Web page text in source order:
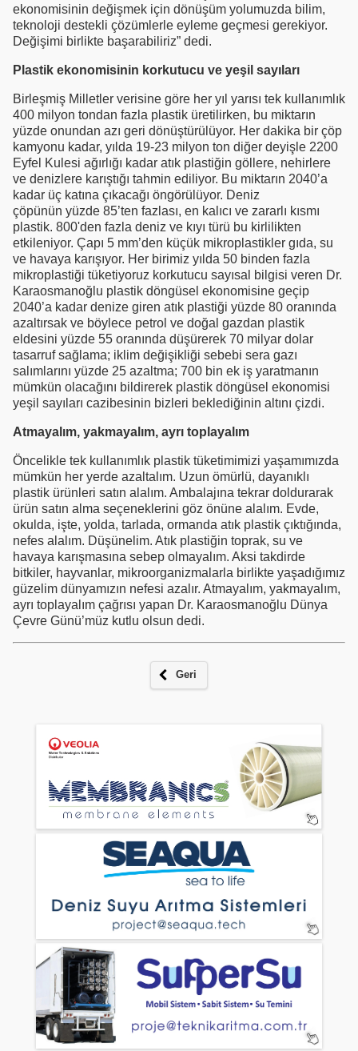
ekonomisinin değişmek için dönüşüm yolumuzda bilim,
teknoloji destekli çözümlerle eyleme geçmesi gerekiyor.
Değişimi birlikte başarabiliriz” dedi.
Plastik ekonomisinin korkutucu ve yeşil sayıları
Birleşmiş Milletler verisine göre her yıl yarısı tek kullanımlık
400 milyon tondan fazla plastik üretilirken, bu miktarın
yüzde onundan azı geri dönüştürülüyor. Her dakika bir çöp
kamyonu kadar, yılda 19-23 milyon ton diğer deyişle 2200
Eyfel Kulesi ağırlığı kadar atık plastiğin göllere, nehirlere
ve denizlere karıştığı tahmin ediliyor. Bu miktarın 2040’a
kadar üç katına çıkacağı öngörülüyor. Deniz
çöpünün yüzde 85’ten fazlası, en kalıcı ve zararlı kısmı
plastik. 800'den fazla deniz ve kıyı türü bu kirlilikten
etkileniyor. Çapı 5 mm’den küçük mikroplastikler gıda, su
ve havaya karışıyor. Her birimiz yılda 50 binden fazla
mikroplastiği tüketiyoruz korkutucu sayısal bilgisi veren Dr.
Karaosmanoğlu plastik döngüsel ekonomisine geçip
2040’a kadar denize giren atık plastiği yüzde 80 oranında
azaltırsak ve böylece petrol ve doğal gazdan plastik
eldesini yüzde 55 oranında düşürerek 70 milyar dolar
tasarruf sağlama; iklim değişikliği sebebi sera gazı
salımlarını yüzde 25 azaltma; 700 bin ek iş yaratmanın
mümkün olacağını bildirerek plastik döngüsel ekonomisi
yeşil sayıları cazibesinin bizleri beklediğinin altını çizdi.
Atmayalım, yakmayalım, ayrı toplayalım
Öncelikle tek kullanımlık plastik tüketimimizi yaşamımızda
mümkün her yerde azaltalım. Uzun ömürlü, dayanıklı
plastik ürünleri satın alalım. Ambalajına tekrar doldurarak
ürün satın alma seçeneklerini göz önüne alalım. Evde,
okulda, işte, yolda, tarlada, ormanda atık plastik çıktığında,
nefes alalım. Düşünelim. Atık plastiğin toprak, su ve
havaya karışmasına sebep olmayalım. Aksi takdirde
bitkiler, hayvanlar, mikroorganizmalarla birlikte yaşadığımız
güzelim dünyamızın nefesi azalır. Atmayalım, yakmayalım,
ayrı toplayalım çağrısı yapan Dr. Karaosmanoğlu Dünya
Çevre Günü’müz kutlu olsun dedi.
Geri